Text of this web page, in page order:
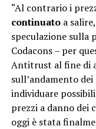
“Al contrario i
continuatoa
speculazione sulla
Codacons – per
Antitrust al fine di
sull’andamento
individuare
prezzi a danno dei
oggi è stata